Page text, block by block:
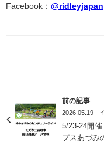
Facebook： @ridleyjapan
前の記事
2026.05.19
5/23-24開
プスあづみ